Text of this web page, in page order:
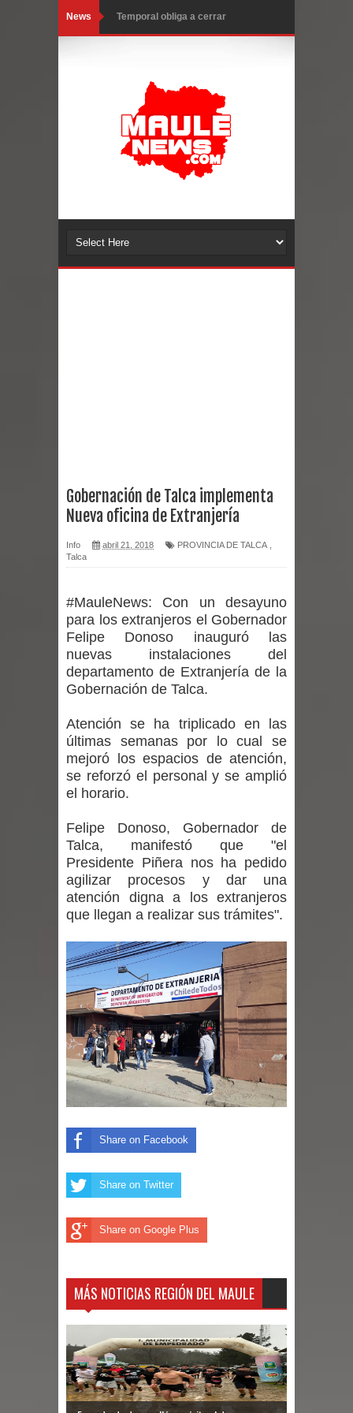
News Temporal obliga a cerrar
Chancho en Talca tras caída de
ramas cerca de carpas
Miles llegan a la Plaza de Armas de
Talca en el inicio de la Fiesta del
Torneo de Asadores reúne a 13
Curicó desarrollará jornada de
vacunación contra la Influenza y otros
Empedrado desarrolló con éxito el
Banda linarense Los Remembers
intercambio musical y pedagógico
con comunidades escolares
expertos reiteren llamado a
vacunarse
Mario Meza endurece críticas contra
ministra de Salud por dejar fuera a
Linares: “No dará la cara”
Seremi de Desarrollo Social y Familia
mantiene despliegue para apoyar a
niños y adolescentes durante la
emergencia.
Del anime al K-pop: especialistas U.
de Chile analizan el creciente interés
Renuncia del seremi Minvu en el
denuncias por viviendas sociales en
Talca
Diputado Jorge Guzmán rechaza
proyecto de interconexión eléctrica
Gobernación de Talca implementa
Nueva oficina de Extranjería
Info abril 21, 2018 PROVINCIA DE TALCA
Talca
#MauleNews: Con un desayuno
para los extranjeros el Gobernador
Felipe Donoso inauguró las
nuevas instalaciones del
departamento de Extranjería de la
Gobernación de Talca.
Atención se ha triplicado en las
últimas semanas por lo cual se
mejoró los espacios de atención,
se reforzó el personal y se amplió
el horario.
Felipe Donoso, Gobernador de
Talca, manifestó que "el
Presidente Piñera nos ha pedido
agilizar procesos y dar una
atención digna a los extranjeros
que llegan a realizar sus trámites".
Share on Facebook
Share on Twitter
Share on Google Plus
MÁS NOTICIAS REGIÓN DEL MAULE